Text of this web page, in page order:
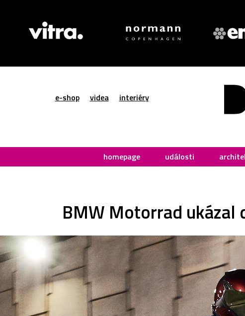
e-shop videa interiéry
homepage události
BMW Motorrad ukázal